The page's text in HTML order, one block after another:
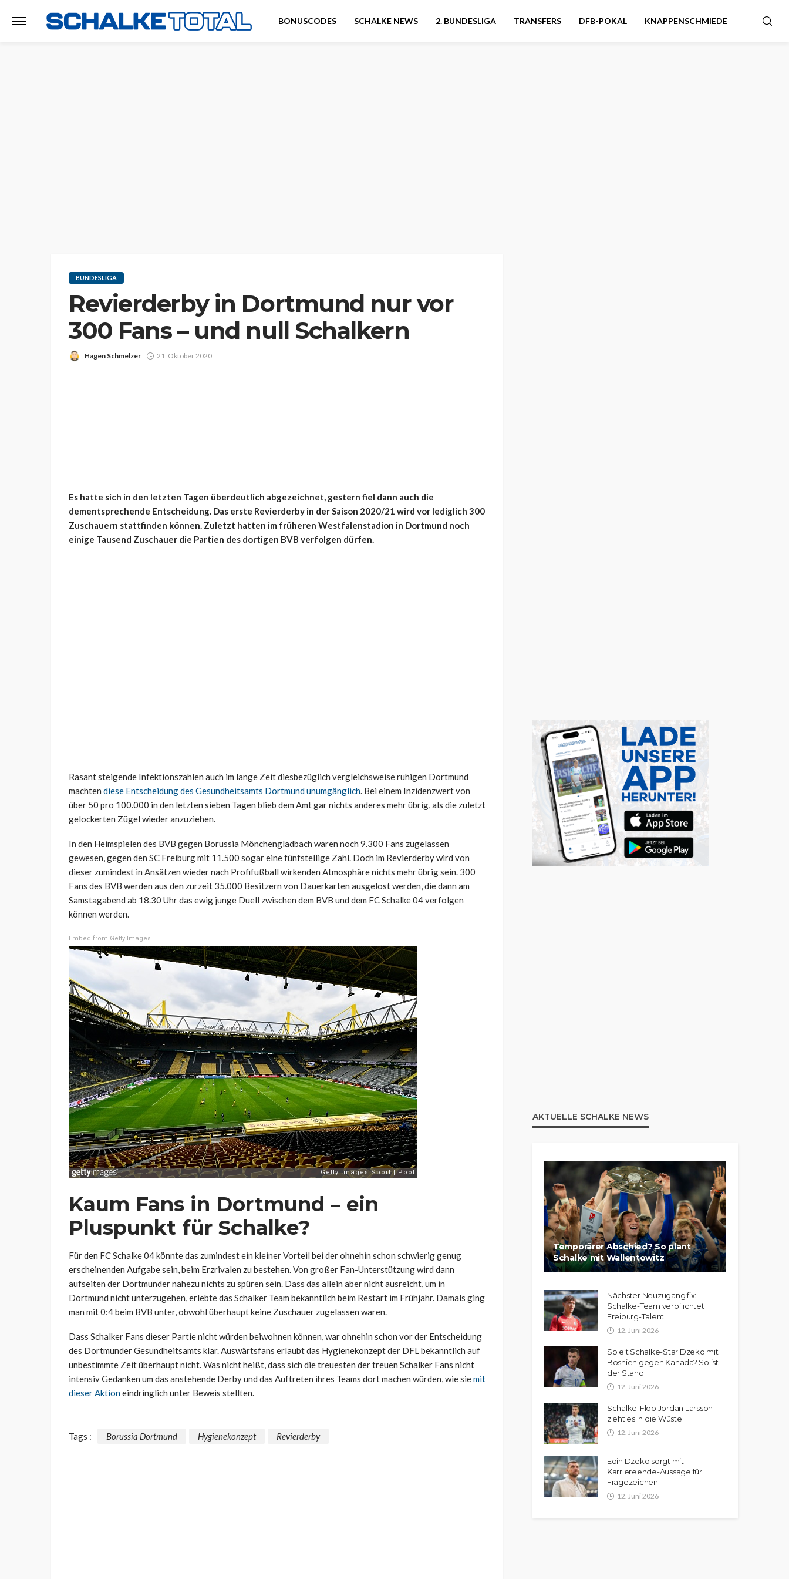
BONUSCODES SCHALKE NEWS 2. BUNDESLIGA TRANSFERS DFB-POKAL KNAPPENSCHMIEDE
BUNDESLIGA
Revierderby in Dortmund nur vor
300 Fans – und null Schalkern
Hagen Schmelzer 21. Oktober 2020
Es hatte sich in den letzten Tagen überdeutlich abgezeichnet, gestern fiel dann auch die
dementsprechende Entscheidung. Das erste Revierderby in der Saison 2020/21 wird vor lediglich 300
Zuschauern stattfinden können. Zuletzt hatten im früheren Westfalenstadion in Dortmund noch
einige Tausend Zuschauer die Partien des dortigen BVB verfolgen dürfen.
Rasant steigende Infektionszahlen auch im lange Zeit diesbezüglich vergleichsweise ruhigen Dortmund
machten diese Entscheidung des Gesundheitsamts Dortmund unumgänglich. Bei einem Inzidenzwert von
über 50 pro 100.000 in den letzten sieben Tagen blieb dem Amt gar nichts anderes mehr übrig, als die zuletzt
gelockerten Zügel wieder anzuziehen.
In den Heimspielen des BVB gegen Borussia Mönchengladbach waren noch 9.300 Fans zugelassen
gewesen, gegen den SC Freiburg mit 11.500 sogar eine fünfstellige Zahl. Doch im Revierderby wird von
dieser zumindest in Ansätzen wieder nach Profifußball wirkenden Atmosphäre nichts mehr übrig sein. 300
Fans des BVB werden aus den zurzeit 35.000 Besitzern von Dauerkarten ausgelost werden, die dann am
Samstagabend ab 18.30 Uhr das ewig junge Duell zwischen dem BVB und dem FC Schalke 04 verfolgen
können werden.
Embed from Getty Images
Kaum Fans in Dortmund – ein
Pluspunkt für Schalke?
Für den FC Schalke 04 könnte das zumindest ein kleiner Vorteil bei der ohnehin schon schwierig genug
erscheinenden Aufgabe sein, beim Erzrivalen zu bestehen. Von großer Fan-Unterstützung wird dann
aufseiten der Dortmunder nahezu nichts zu spüren sein. Dass das allein aber nicht ausreicht, um in
Dortmund nicht unterzugehen, erlebte das Schalker Team bekanntlich beim Restart im Frühjahr. Damals ging
man mit 0:4 beim BVB unter, obwohl überhaupt keine Zuschauer zugelassen waren.
Dass Schalker Fans dieser Partie nicht würden beiwohnen können, war ohnehin schon vor der Entscheidung
des Dortmunder Gesundheitsamts klar. Auswärtsfans erlaubt das Hygienekonzept der DFL bekanntlich auf
unbestimmte Zeit überhaupt nicht. Was nicht heißt, dass sich die treuesten der treuen Schalker Fans nicht
intensiv Gedanken um das anstehende Derby und das Auftreten ihres Teams dort machen würden, wie siemit
dieser Aktioneindringlich unter Beweis stellten.
Tags : Borussia Dortmund Hygienekonzept Revierderby
AKTUELLE SCHALKE NEWS
Temporärer Abschied? So plant
Schalke mit Wallentowitz
Nächster Neuzugang fix:
Schalke-Team verpflichtet
Freiburg-Talent
12. Juni 2026
Spielt Schalke-Star Dzeko mit
Bosnien gegen Kanada? So ist
der Stand
12. Juni 2026
Schalke-Flop Jordan Larsson
zieht es in die Wüste
12. Juni 2026
Edin Dzeko sorgt mit
Karriereende-Aussage für
Fragezeichen
12. Juni 2026